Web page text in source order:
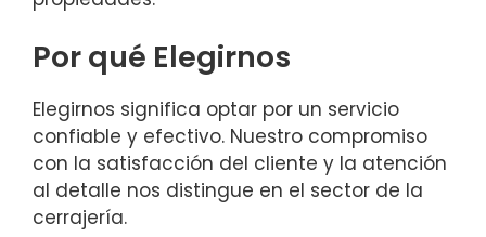
Por qué Elegirnos
Elegirnos significa optar por un servicio
confiable y efectivo. Nuestro compromiso
con la satisfacción del cliente y la atención
al detalle nos distingue en el sector de la
cerrajería.